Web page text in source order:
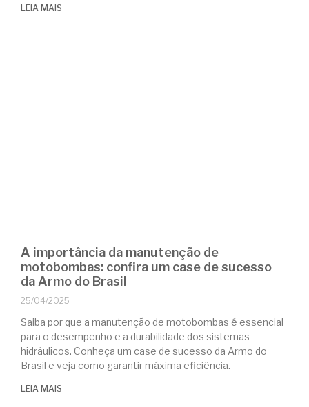
LEIA MAIS
A importância da manutenção de
motobombas: confira um case de sucesso
da Armo do Brasil
25/04/2025
Saiba por que a manutenção de motobombas é essencial
para o desempenho e a durabilidade dos sistemas
hidráulicos. Conheça um case de sucesso da Armo do
Brasil e veja como garantir máxima eficiência.
LEIA MAIS